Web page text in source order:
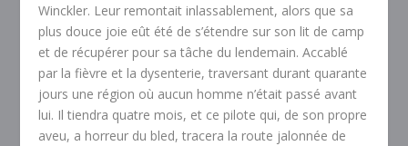
Winckler. Leur remontait inlassablement, alors que sa
plus douce joie eût été de s’étendre sur son lit de camp
et de récupérer pour sa tâche du lendemain. Accablé
par la fièvre et la dysenterie, traversant durant quarante
jours une région où aucun homme n’était passé avant
lui. Il tiendra quatre mois, et ce pilote qui, de son propre
aveu, a horreur du bled, tracera la route jalonnée de